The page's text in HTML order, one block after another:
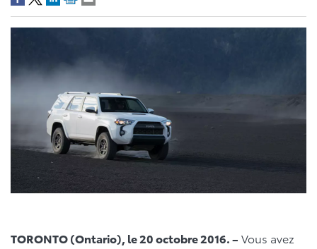
TORONTO (Ontario), le 20 octobre 2016. – Vous avez